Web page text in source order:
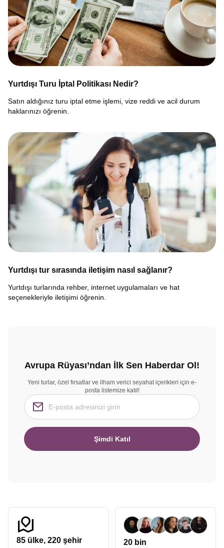
Yurtdışı Turu İptal Politikası Nedir?
Satın aldığınız turu iptal etme işlemi, vize reddi ve acil durum
haklarınızı öğrenin.
Yurtdışı tur sırasında iletişim nasıl sağlanır?
Yurtdışı turlarında rehber, internet uygulamaları ve hat
seçenekleriyle iletişimi öğrenin.
Avrupa Rüyası’ndan İlk Sen Haberdar Ol!
Yeni turlar, özel fırsatlar ve ilham verici seyahat içerikleri için e-
posta listemize katıl!
Şimdi Katıl
85 ülke, 220 şehir 20 bin